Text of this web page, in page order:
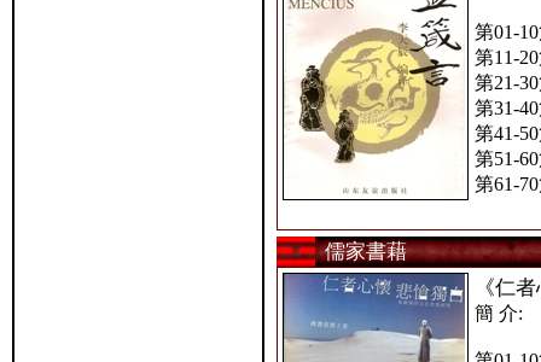
第01-
第11-
第21-
第31-
第41-
第51-
第61-
儒家書藉
《仁
簡 介: